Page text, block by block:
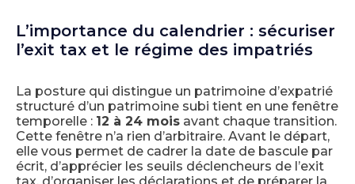
L’importance du calendrier : sécuriser
l’exit tax et le régime des impatriés
La posture qui distingue un patrimoine d’expatrié
structuré d’un patrimoine subi tient en une fenêtre
temporelle : 12 à 24 mois avant chaque transition.
Cette fenêtre n’a rien d’arbitraire. Avant le départ,
elle vous permet de cadrer la date de bascule par
écrit, d’apprécier les seuils déclencheurs de l’exit